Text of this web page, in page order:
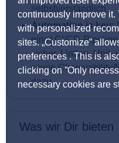
continuously improve
with personalized
sites. „Customize”
preferences . This is
clicking on ”Only
necessary cookies are
selbstverständlich
Automation is key:
einer CI/CD-
sicher. Linting, Unit-
sowie Observability/
dazu
Was wir Dir bieten